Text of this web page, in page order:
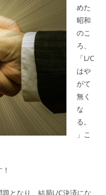
めた
昭和
のこ
ろ、
「L/C
はや
がて
無く
な
る。
」こ
となり、結局L/C決済にな